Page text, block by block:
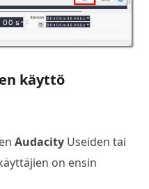
käyttö
Audacity Useiden tai
on ensin